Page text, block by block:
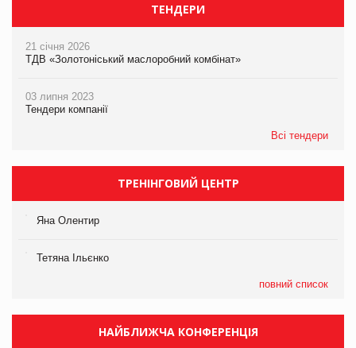
ТЕНДЕРИ
21 січня 2026
ТДВ «Золотоніський маслоробний комбінат»
03 липня 2023
Тендери компанії
Всі тендери
ТРЕНІНГОВИЙ ЦЕНТР
Яна Олентир
Тетяна Ільєнко
повний список
НАЙБЛИЖЧА КОНФЕРЕНЦІЯ